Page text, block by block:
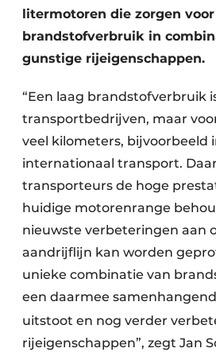
Duurzaamheid & Innovatie
Fundering
Kopen/Huren/Leasen
Sloop & Recycling
Bouwtransport
Machines & Materieel
litermotoren die zorgen
brandstofverbruik in
gunstige rijeigenschappen.
“Een laag brandstofverbruik
transportbedrijven, maar
veel kilometers, bijvoorbeeld
internationaal transport.
transporteurs de hoge
huidige motorenrange
nieuwste verbeteringen aan
aandrijflijn kan worden
unieke combinatie van
een daarmee
uitstoot en nog verder
rijeigenschappen”, zegt Jan